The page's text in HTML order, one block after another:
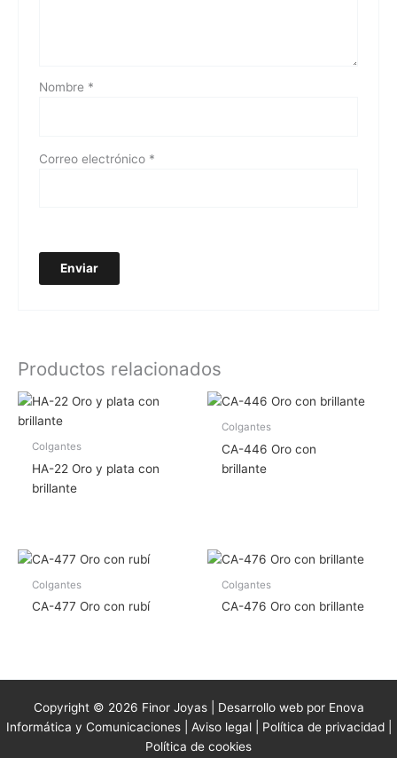
Nombre *
Correo electrónico *
Productos relacionados
Colgantes
HA-22 Oro y plata con
brillante
Colgantes
CA-446 Oro con
brillante
Colgantes
CA-477 Oro con rubí
Colgantes
CA-476 Oro con brillante
Copyright © 2026 Finor Joyas | Desarrollo web por Enova
Informática y Comunicaciones | Aviso legal| Política de privacidad|
Política de cookies